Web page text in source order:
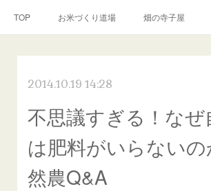
TOP お米づくり道場 畑の寺子屋
お問い合わせ リンク(SNS)
2014.10.19 14:28
不思議すぎる！な
は肥料がいらないの
然農Q&A